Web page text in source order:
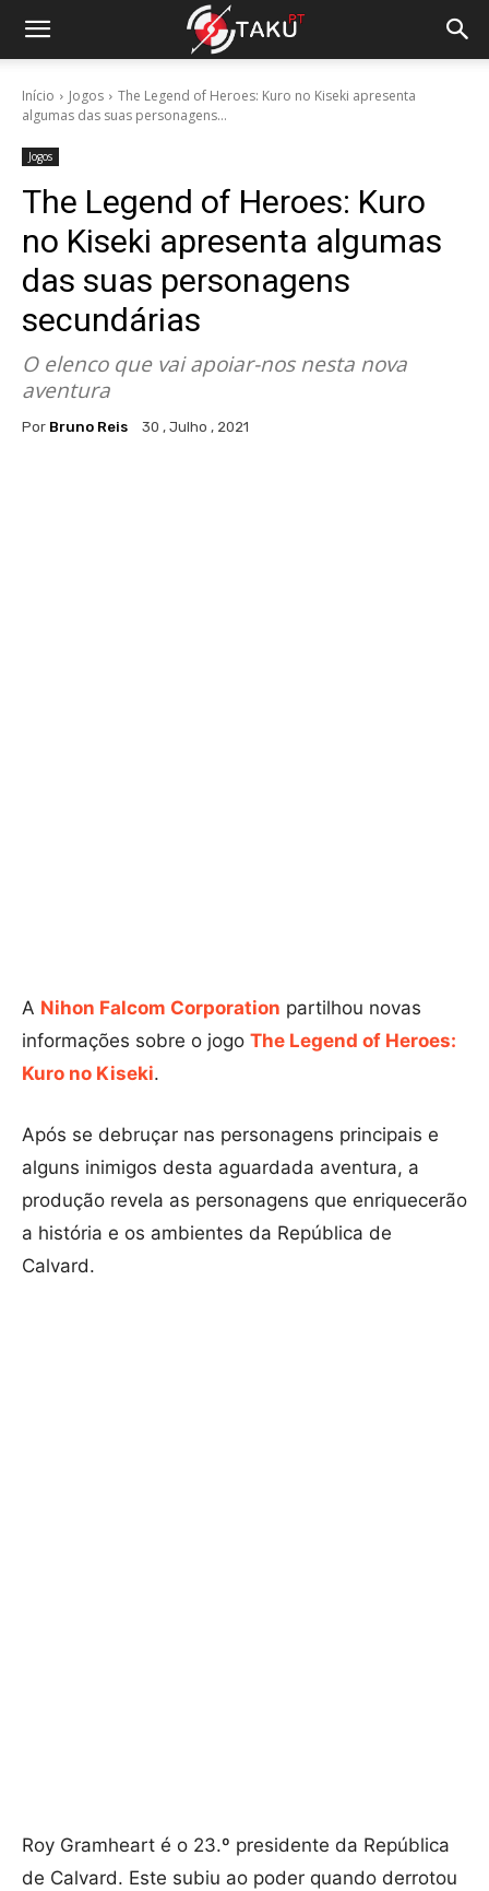
Início Jogos
The Legend of Heroes: Kuro no Kiseki apresenta
algumas das suas personagens...
Jogos
The Legend of Heroes: Kuro
no Kiseki apresenta algumas
das suas personagens
secundárias
O elenco que vai apoiar-nos nesta nova
aventura
Por Bruno Reis 30 , Julho , 2021
A Nihon Falcom Corporation partilhou novas
informações sobre o jogo The Legend of Heroes:
Kuro no Kiseki.
Após se debruçar nas personagens principais e
alguns inimigos desta aguardada aventura, a
produção revela as personagens que enriquecerão
a história e os ambientes da República de
Calvard.
Roy Gramheart é o 23.º presidente da República
de Calvard. Este subiu ao poder quando derrotou